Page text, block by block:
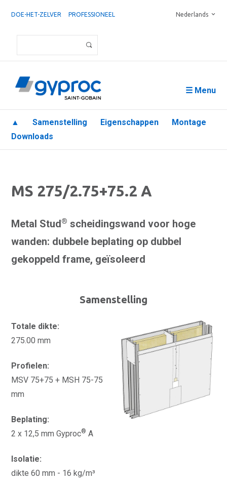
DOE-HET-ZELVER PROFESSIONEEL Nederlands
☰ Menu
▲ Samenstelling Eigenschappen
Montage
Downloads
MS 275/2.75+75.2 A
Metal Stud® scheidingswand voor hoge
wanden: dubbele beplating op dubbel
gekoppeld frame, geïsoleerd
Samenstelling
Totale dikte:
275.00 mm
Profielen:
MSV 75+75 + MSH 75-75
mm
Beplating:
2 x 12,5 mm Gyproc® A
Isolatie:
dikte 60 mm - 16 kg/m³